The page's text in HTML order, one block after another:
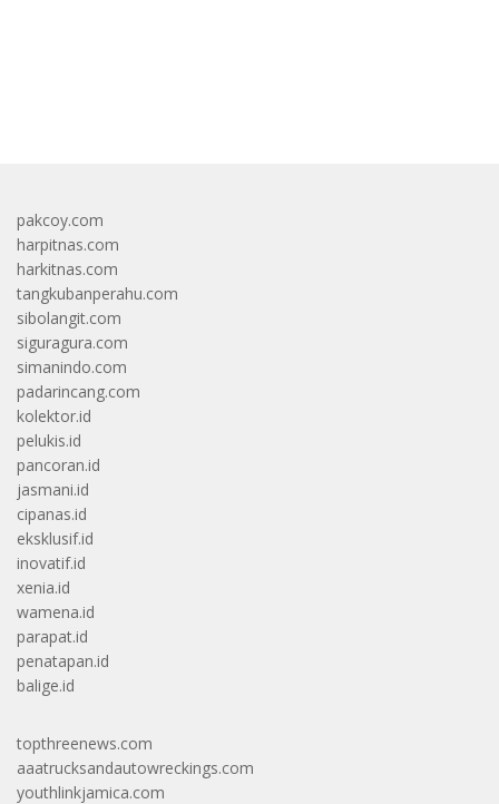
pakcoy.com
harpitnas.com
harkitnas.com
tangkubanperahu.com
sibolangit.com
siguragura.com
simanindo.com
padarincang.com
kolektor.id
pelukis.id
pancoran.id
jasmani.id
cipanas.id
eksklusif.id
inovatif.id
xenia.id
wamena.id
parapat.id
penatapan.id
balige.id
topthreenews.com
aaatrucksandautowreckings.com
youthlinkjamica.com